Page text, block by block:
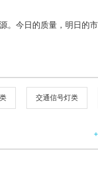
。今日的质量，明日的
交通信号灯类